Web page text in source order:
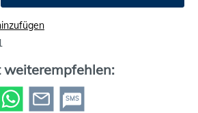
weiterempfehlen:
SMS